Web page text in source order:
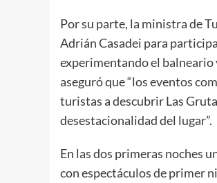
Por su parte, la ministra de
Adrián Casadei para
experimentando el balneario
aseguró que “los eventos
turistas a descubrir Las
desestacionalidad del lugar”.
En las dos primeras noches
con espectáculos de primer